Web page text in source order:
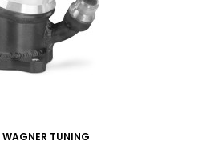
WAGNER TUNING